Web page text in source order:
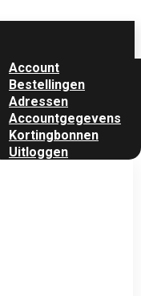
Account
Bestellingen
Adressen
Accountgegevens
Kortingbonnen
Uitloggen